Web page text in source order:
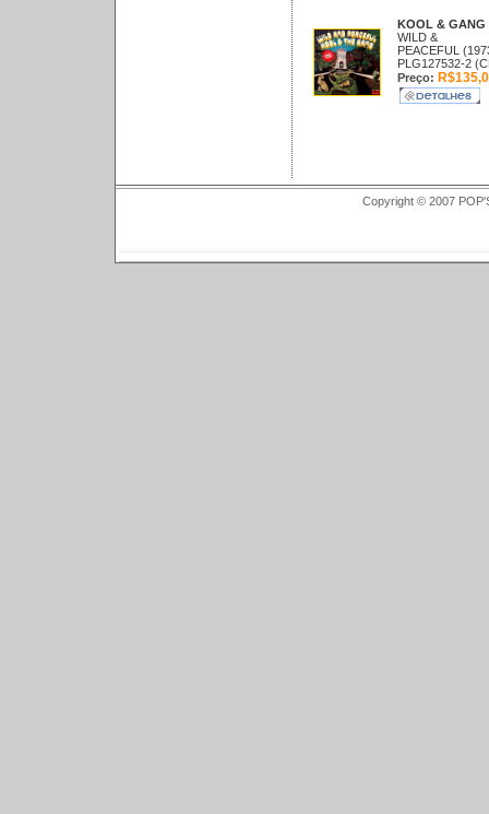
KOOL & GANG
WILD &
PEACEFUL
PLG127532-2
Preço:
Copyright © 2007